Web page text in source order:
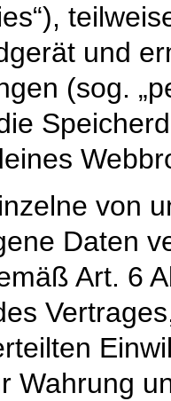
und
(sog.
von
Daten
Art. 6
Wahrung